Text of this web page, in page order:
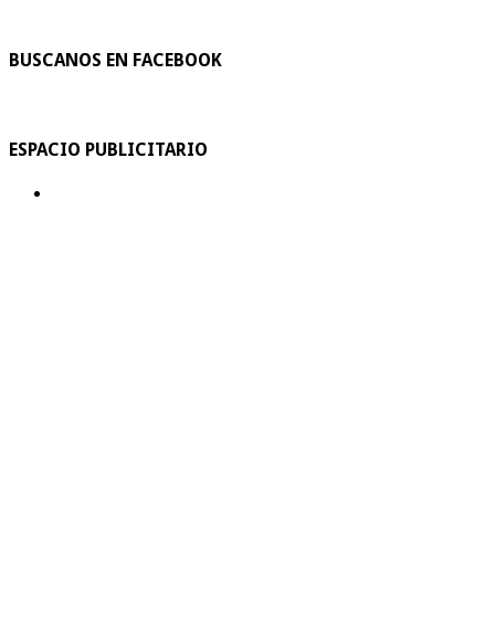
BUSCANOS EN FACEBOOK
ESPACIO PUBLICITARIO